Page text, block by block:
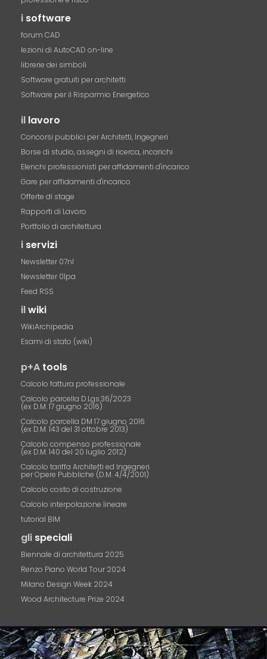
i software
forum CAD
lezioni di AutoCAD on-line
librerie dei simboli
Software gratuiti per architetti
Software per il Risparmio Energetico
il lavoro
Concorsi pubblici per Architetti, Ingegneri
Borse di studio, assegni di ricerca, incarichi
Elenchi professionisti per affidamenti d'incarico
Gare per affidamenti d'incarico
Offerte di stage
Rapporti di Lavoro
Portfolio di architettura
i servizi
Newsletter 07nl
Newsletter 01pa
Feed RSS
ilwiki
WikiArchipedia
Esami di stato (wiki)
p+A tools
Calcolo fattura professionale
Calcolo parcella D.Lgs.36/2023
(ex D.M. 17 giugno 2016)
Calcolo parcella DM 17 giugno 2016
(ex D.M. 143 del 31 ottobre 2013)
Calcolo compenso professionale
(ex D.M. 140 del 20 luglio 2012)
Calcolo tariffa Architetti ed Ingegneri
per Opere Pubbliche (D.M. 4/4/2001)
Calcolo costo di costruzione
Calcolo interpolazione lineare
tutorial BIM
gli speciali
Biennale di architettura 2025
Renzo Piano World Tour 2024
Milano Design Week 2024
Wood Architecture Prize 2024